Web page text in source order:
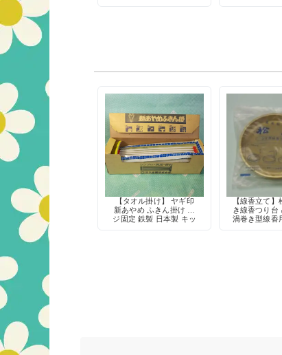
【タオル掛け】 ヤギ印
新あやめ ふきん掛け ネ
ジ固定 鉄製 日本製 キッ
【線香立て
き線香つり台
渦巻き型線香